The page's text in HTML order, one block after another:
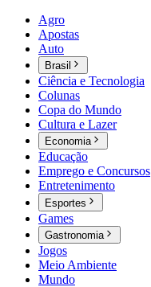
Agro
Apostas
Auto
Brasil
Ciência e Tecnologia
Colunas
Copa do Mundo
Cultura e Lazer
Economia
Educação
Emprego e Concursos
Entretenimento
Esportes
Games
Gastronomia
Jogos
Meio Ambiente
Mundo